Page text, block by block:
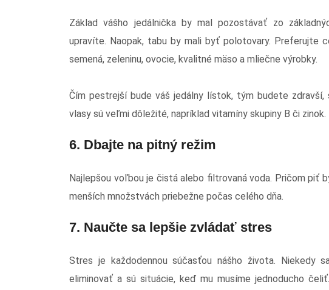
Základ vášho jedálnička by mal pozostávať zo
upravíte. Naopak, tabu by mali byť polotovary. Preferujte
semená, zeleninu, ovocie, kvalitné mäso a mliečne výrobky.
Čím pestrejší bude váš jedálny lístok, tým budete zdravší,
vlasy sú veľmi dôležité, napríklad vitamíny skupiny B či zinok.
6. Dbajte na pitný režim
Najlepšou voľbou je čistá alebo filtrovaná voda. Pričom piť
menších množstvách priebežne počas celého dňa.
7. Naučte sa lepšie zvládať stres
Stres je každodennou súčasťou nášho života. Niekedy
eliminovať a sú situácie, keď mu musíme jednoducho